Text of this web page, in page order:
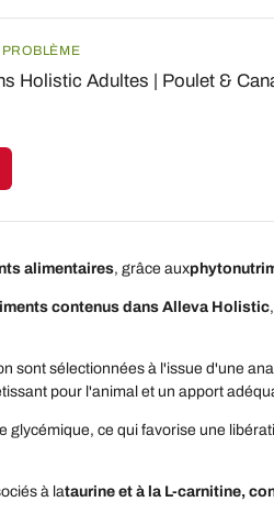
Holistic Adultes | Poulet &
alimentaires, grâce aux
contenus dans Alleva Holistic
sont sélectionnées à l'issue d'une
pour l'animal et un apport
glycémique, ce qui favorise une
à lataurine et à la L-carnitine,